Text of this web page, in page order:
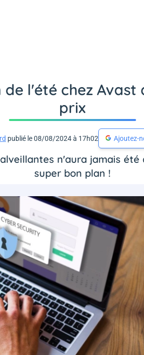
l'été chez
prix
publié le 08/08/2024 à 17h02 Ajoutez-
n'aura jamais été
super bon plan !